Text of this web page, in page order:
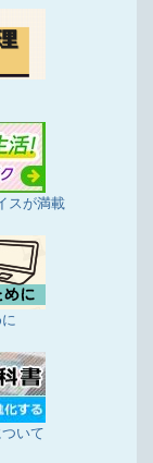
スが満載
いて